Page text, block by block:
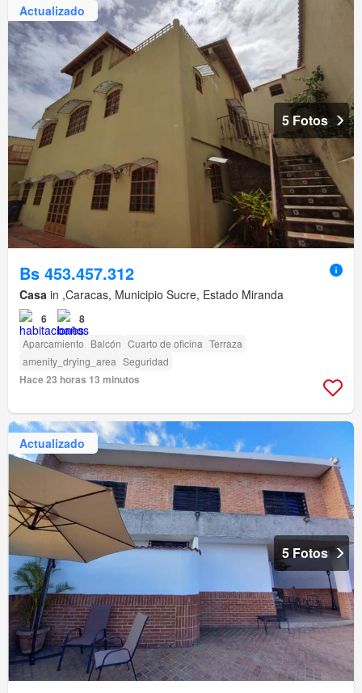
Actualizado
5 Fotos
Bs 453.457.312
Casa in ,Caracas, Municipio Sucre, Estado Miranda
6 8
Aparcamiento Balcón Cuarto de oficina Terraza
amenity_drying_area Seguridad
Hace 23 horas 13 minutos
Actualizado
5 Fotos